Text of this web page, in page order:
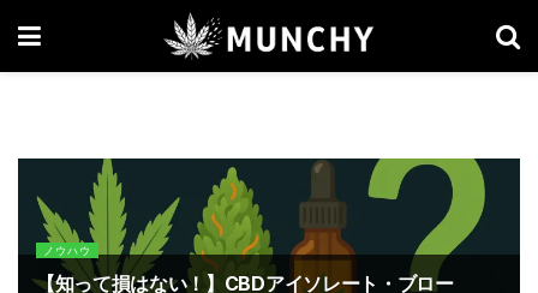
ノウハウ
【知って損はない！】CBDアイソレート・ブロー